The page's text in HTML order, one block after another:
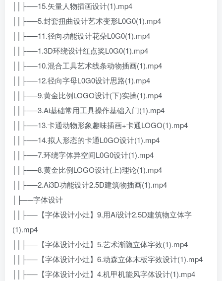
││├──15.矢量人物插画设计(1).mp4
││├──5.封套扭曲设计艺术变形L0G0(1).mp4
││├──11.径向功能设计花朵L0G0(1).mp4
││├──1.3D环绕设计红点奖L0G0(1).mp4
││├──10.混合工具艺术线条动物插画(1).mp4
││├──12.径向字母L0G0设计思路(1).mp4
││├──9.黄金比例LOGO设计(下)实操(1).mp4
││├──3.Ai基础常用工具操作基础入门(1).mp4
││├──13.卡通动物形象趣味插画+卡通LOGO(1).mp4
││├──14.拟人形态的卡通L0GO设计(1).mp4
││├──7.环绕字体异空间L0G0设计(1).mp4
││├──8.黄金比例LOGO设计(上)理论(1).mp4
││├──2.Ai3D功能设计2.5D建筑物插画(1).mp4
│├──字体设计
││├──【字体设计小灶】9.用Ai设计2.5D建筑物立体字
(1).mp4
││├──【字体设计小灶】5.艺术渐隐立体字效(1).mp4
││├──【字体设计小灶】6.动森立体木板字效设计(1).mp4
││├──【字体设计小灶】4.机甲机能风字体设计(1).mp4